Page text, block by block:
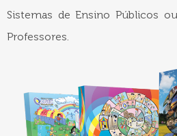
Sistemas de Ensino Públicos
Professores.